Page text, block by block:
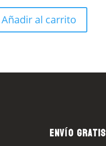
Añadir al carrito
ENVÍO GRATIS